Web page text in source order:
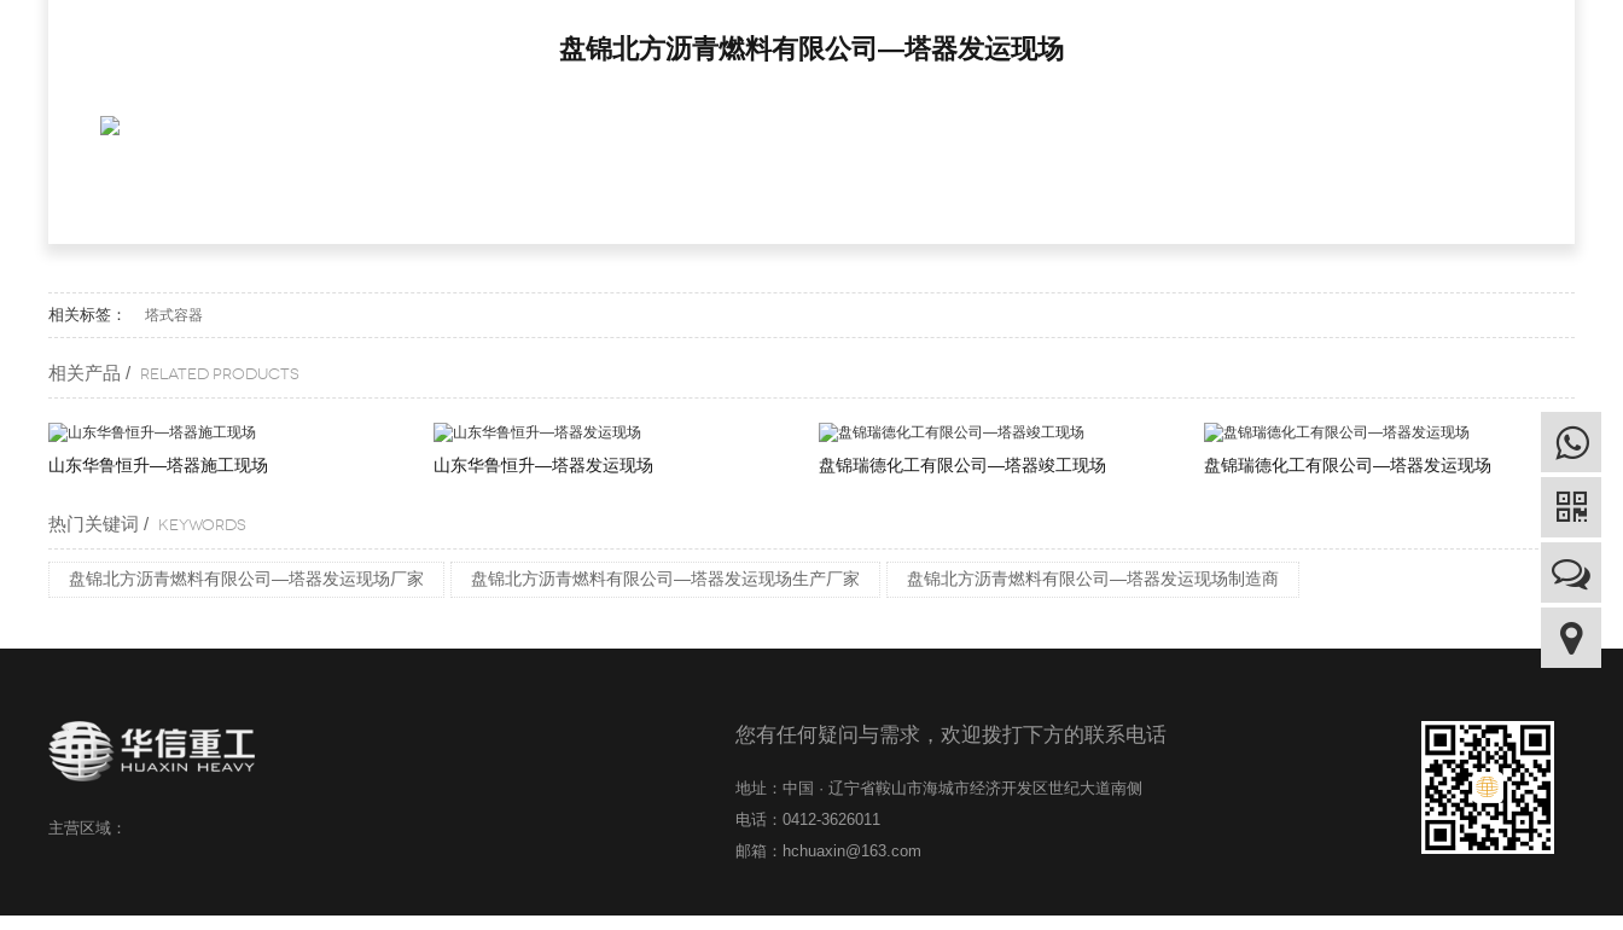
盘锦北方沥青燃料有限公司—塔器发运现场
相关标签： 塔式容器
相关产品 / Related products
山东华鲁恒升—塔器施工现场 山东华鲁恒升—塔器发运现场 盘锦瑞德化工有限公司—塔器竣工现场 盘锦瑞德化工有限公司—塔器发运现场
热门关键词 / KEYWORDS
盘锦北方沥青燃料有限公司—塔器发运现场厂家 盘锦北方沥青燃料有限公司—塔器发运现场生产厂家 盘锦北方沥青燃料有限公司—塔器发运现场制造商
主营区域：
您有任何疑问与需求，欢迎拨打下方的联系电话
地址：中国 · 辽宁省鞍山市海城市经济开发区世纪大道南侧
电话：0412-3626011
邮箱：hchuaxin@163.com